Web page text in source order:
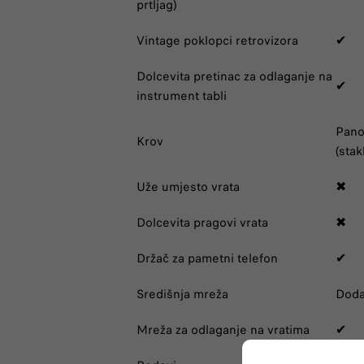
prtljag)
Vintage poklopci retrovizora
✔
Dolcevita pretinac za odlaganje na
instrument tabli
✔
Krov
Uže umjesto vrata
✖
Dolcevita pragovi vrata
✖
Držač za pametni telefon
✔
Središnja mreža
Mreža za odlaganje na vratima
✔